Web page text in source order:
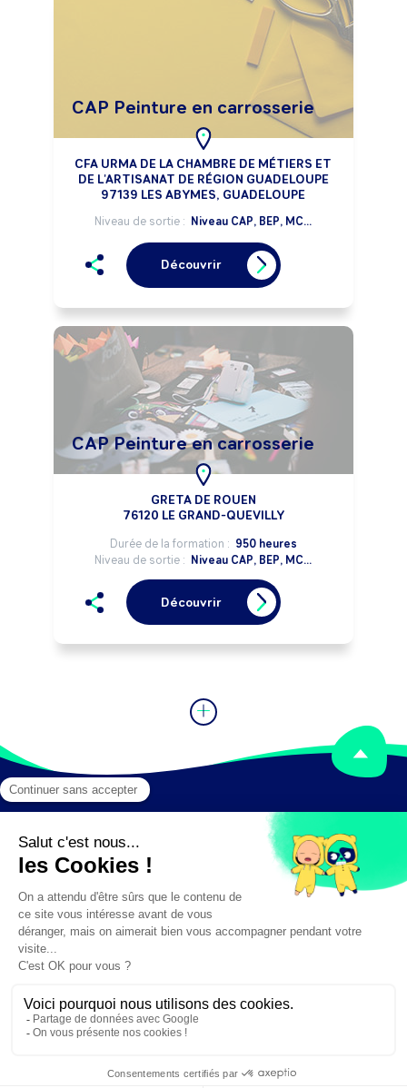
CAP Peinture en carrosserie
CFA URMA DE LA CHAMBRE DE MÉTIERS ET
DE L'ARTISANAT DE RÉGION GUADELOUPE
97139 LES ABYMES, GUADELOUPE
Niveau de sortie : Niveau CAP, BEP, MC...
Découvrir
CAP Peinture en carrosserie
GRETA DE ROUEN
76120 LE GRAND-QUEVILLY
Durée de la formation : 950 heures
Niveau de sortie : Niveau CAP, BEP, MC...
Découvrir
Mentions légales